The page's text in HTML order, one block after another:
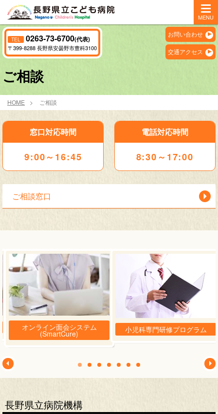
MENU
TEL 0263-73-6700(代表)
〒399-8288 長野県安曇野市豊科3100
お問い合わせ
交通アクセス
ご相談
HOME ご相談
窓口対応時間
9:00～16:45
電話対応時間
8:30～17:00
ご相談窓口
オンライン面会システム
(SmartCure) 小児科専門研修プログラム
長野県立病院機構